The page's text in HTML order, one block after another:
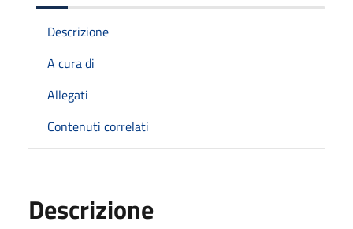
Descrizione
A cura di
Allegati
Contenuti correlati
Descrizione